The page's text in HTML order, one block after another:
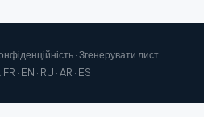
·Згенерувати лист
FR · EN · RU ·AR · ES